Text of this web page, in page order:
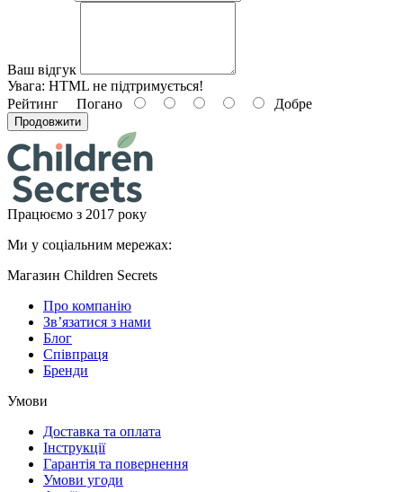
Ваш відгук
Увага: HTML не підтримується!
Рейтинг Погано Добре
Продовжити
Працюємо з 2017 року
Ми у соціальним мережах:
Магазин Children Secrets
Про компанію
Зв’язатися з нами
Блог
Співпраця
Бренди
Умови
Доставка та оплата
Інструкції
Гарантія та повернення
Умови угоди